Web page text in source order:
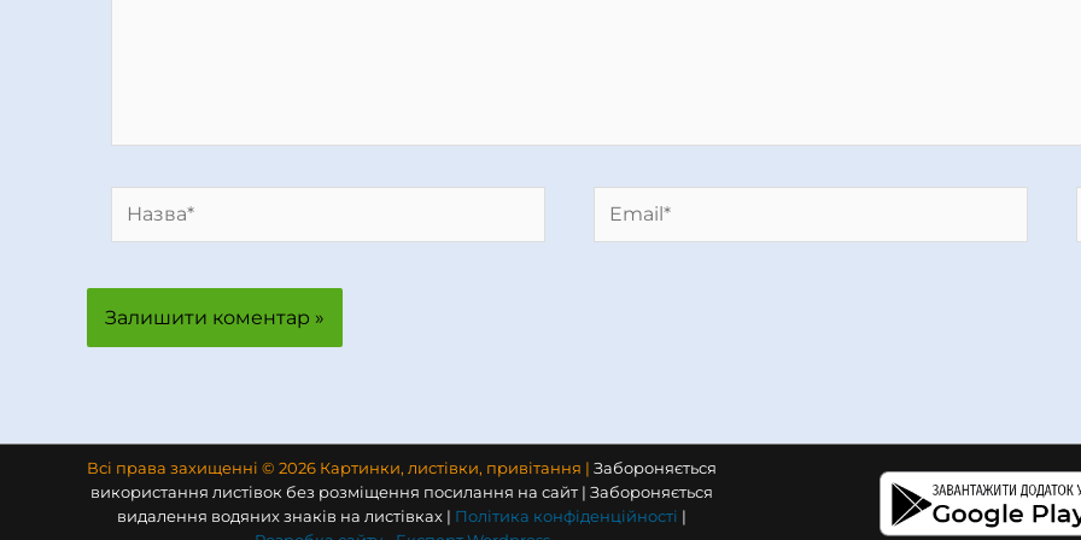
Всі права захищенні © 2026 Картинки, листівки, привітання | Забороняється
використання листівок без розміщення посилання на сайт | Забороняється
видалення водяних знаків на листівках | Політика конфіденційності |